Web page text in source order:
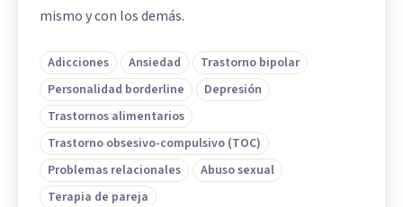
mismo y con los demás.
Adicciones Ansiedad
Trastorno bipolar
Personalidad borderline
Depresión
Trastornos alimentarios
Trastorno obsesivo-compulsivo (TOC)
Problemas relacionales
Abuso sexual
Terapia de pareja